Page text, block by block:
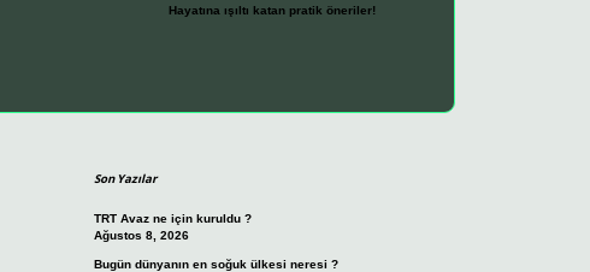
Hayatına ışıltı katan pratik öneriler!
Son Yazılar
TRT Avaz ne için kuruldu ?
Ağustos 8, 2026
Bugün dünyanın en soğuk ülkesi neresi ?